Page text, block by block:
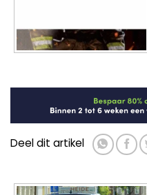
Deel dit artikel